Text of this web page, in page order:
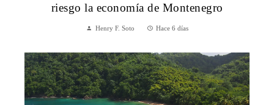
riesgo la economía de Montenegro
Henry F. Soto Hace 6 días